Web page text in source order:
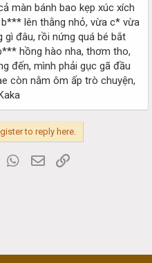
màn bánh bao kẹp xúc xích
lên thằng nhỏ, vừa c* vừa
đâu, rồi nứng quá bé bắt
hồng hào nha, thơm tho,
đến, mình phải gục gã đầu
còn nằm ôm ấp trò chuyện,
to reply here.
Tumblr WhatsApp
Email